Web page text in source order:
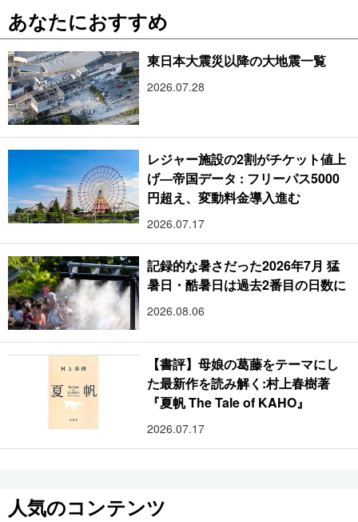
あなたにおすすめ
東日本大震災以降の大地震一覧
2026.07.28
レジャー施設の2割がチケット値上
げ―帝国データ : フリーパス5000
円超え、変動料金導入進む
2026.07.17
記録的な暑さだった2026年7月 猛
暑日・酷暑日は過去2番目の日数に
2026.08.06
【書評】母娘の葛藤をテーマにし
た最新作を読み解く:村上春樹著
『夏帆 The Tale of KAHO』
2026.07.17
人気のコンテンツ